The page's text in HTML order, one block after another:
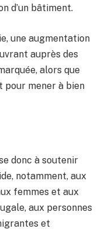
d’un bâtiment.
une augmentation
auprès des
alors que
pour mener à bien
donc à soutenir
notamment, aux
femmes et aux
aux personnes
et